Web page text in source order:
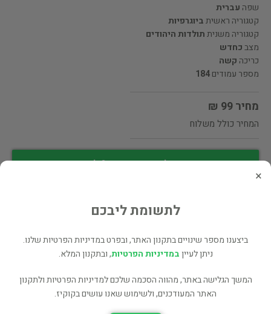
שפה עברית
קטגוריה ראשיתביוגרפיות
קטגוריה משניתתולדות היהודים
מצבכחדש
כריכה קשה
מספר עמודים184
מחיר 99 ₪
המחיר כולל משלוח
מעוניינים לרכוש את הספר? לחצו כאן
פרטי המוכר
יורי דיקשטיין
×
לתשומת ליבכם
ביצענו מספר שינויים בתקנון האתר, ובפרט במדיניות הפרטיות שלנו.
ניתן לעייןבמדיניות הפרטיות, ובתקנון המלא.
המשך הגלישה באתר, מהווה הסכמה שלכם למדיניות הפרטיות ולתקנון
האתר המעודכנים, ולשימוש שאנו עושים בקוקיז.